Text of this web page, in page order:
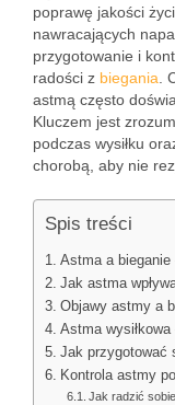
poprawę jakości
nawracających
przygotowanie i
radości z biegania .
astmą często
Kluczem jest
podczas wysiłku
chorobą, aby nie
Spis treści
Astma a bieganie
Jak astma
Objawy astmy a
Astma
Jak przygotować
Kontrola astmy
Jak radzić